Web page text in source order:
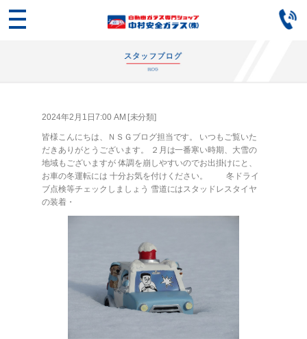
2024年2月1日7:00 AM [未分類]
皆様こんにちは、ＮＳＧブログ担当です。 いつもご覧いた
だきありがとうございます。 ２月は一番寒い時期、大雪の
地域もございますが 体調を崩しやすいのでお出掛けにと、
お車の冬運転には 十分お気を付けください。 冬ドライ
ブ点検等チェックしましょう 雪道にはスタッドレスタイヤ
の装着・